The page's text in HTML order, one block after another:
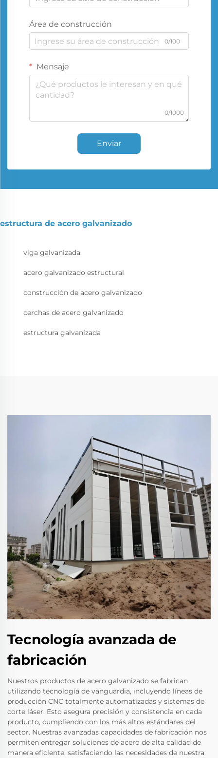
Área de construcción
0/100
Mensaje
0/1000
Enviar
estructura de acero galvanizado
viga galvanizada
acero galvanizado estructural
construcción de acero galvanizado
cerchas de acero galvanizado
estructura galvanizada
Tecnología avanzada de
fabricación
Nuestros productos de acero galvanizado se fabrican
utilizando tecnología de vanguardia, incluyendo líneas de
producción CNC totalmente automatizadas y sistemas de
corte láser. Esto asegura precisión y consistencia en cada
producto, cumpliendo con los más altos estándares del
sector. Nuestras avanzadas capacidades de fabricación nos
permiten entregar soluciones de acero de alta calidad de
manera eficiente, satisfaciendo las necesidades de nuestra